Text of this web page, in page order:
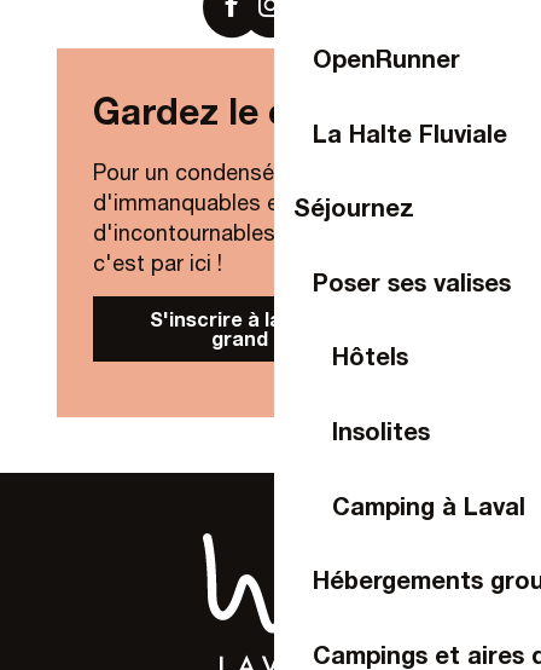
OpenRunner
La Halte Fluviale
Séjournez
Poser ses valises
Hôtels
Insolites
Camping à Laval
Hébergements
Campings et aires
Gardez le contact !
Pour un condensé de nouveautés,
d'immanquables et
d'incontournables de Laval Agglo,
c'est par ici !
S'inscrire à la Newsletter
grand public